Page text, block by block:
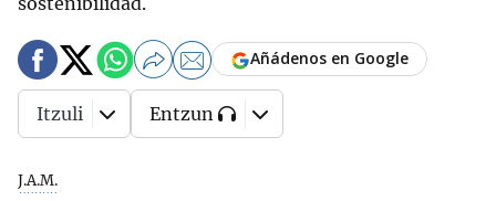
J.A.M.
Añádenos en Google
Itzuli Entzun